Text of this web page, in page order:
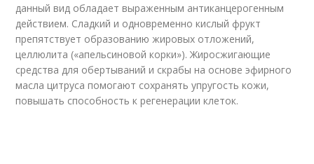
данный вид обладает выраженным антиканцерогенным
действием. Сладкий и одновременно кислый фрукт
препятствует образованию жировых отложений,
целлюлита («апельсиновой корки»). Жиросжигающие
средства для обертываний и скрабы на основе эфирного
масла цитруса помогают сохранять упругость кожи,
повышать способность к регенерации клеток.